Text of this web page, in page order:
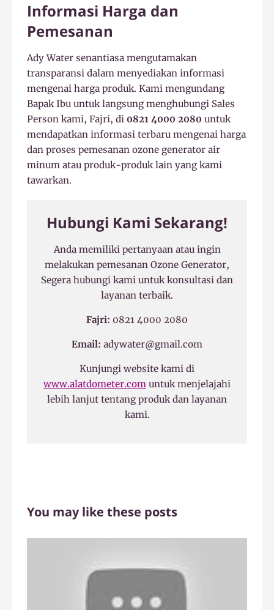
Informasi Harga dan
Pemesanan
Ady Water senantiasa mengutamakan
transparansi dalam menyediakan informasi
mengenai harga produk. Kami mengundang
Bapak Ibu untuk langsung menghubungi Sales
Person kami, Fajri, di0821 4000 2080 untuk
mendapatkan informasi terbaru mengenai harga
dan proses pemesanan ozone generator air
minum atau produk-produk lain yang kami
tawarkan.
Hubungi Kami Sekarang!
Anda memiliki pertanyaan atau ingin
melakukan pemesanan Ozone Generator,
Segera hubungi kami untuk konsultasi dan
layanan terbaik.
Fajri: 0821 4000 2080
Email: adywater@gmail.com
Kunjungi website kami di
www.alatdometer.com untuk menjelajahi
lebih lanjut tentang produk dan layanan
kami.
You may like these posts